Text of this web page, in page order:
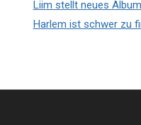
Liim stellt neues
Harlem ist schwer zu